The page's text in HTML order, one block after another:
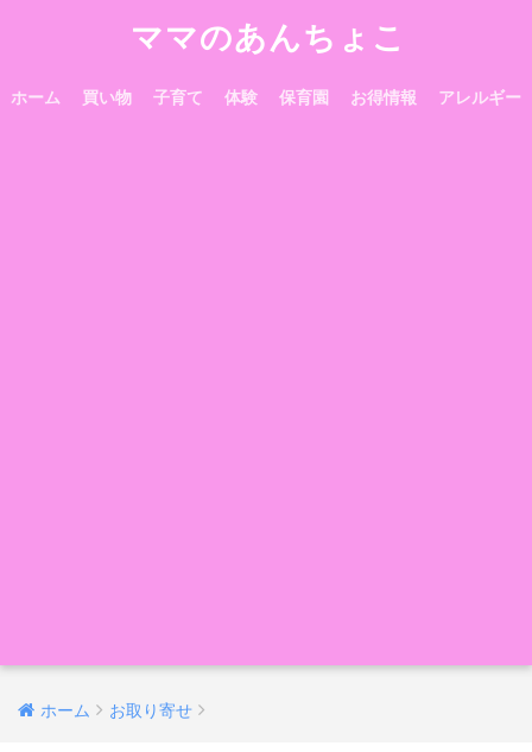
ママのあんちょこ
ホーム 買い物 子育て 体験 保育園 お得情報 アレルギー
ホーム お取り寄せ